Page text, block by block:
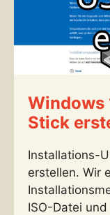
Windows
Stick
Installations-
erstellen. Wir
ISO-Datei